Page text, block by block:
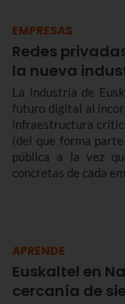
EMPRESAS
Redes
la nueva
La industria de
futuro digital al
infraestructura
(del que forma
pública a la vez
concretas de cada
APRENDE
Euskaltel en
cercanía de